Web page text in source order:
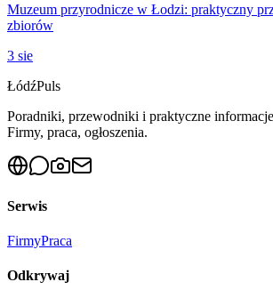
Muzeum przyrodnicze w Łodzi: praktyczny
zbiorów
3 sie
ŁódźPuls
Poradniki, przewodniki i praktyczne
Firmy, praca, ogłoszenia.
Serwis
FirmyPraca
Odkrywaj